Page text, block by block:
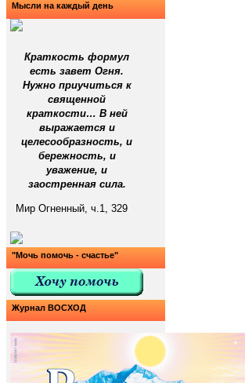
Мысли на каждый день
Краткость формул
есть завет Огня.
Нужно приучиться к
священной
краткости… В ней
выражается и
целесообразность, и
бережность, и
уважение, и
заостренная сила.
Мир Огненный, ч.1, 329
"Мочь помочь - счастье"
Журнал ВОСХОД